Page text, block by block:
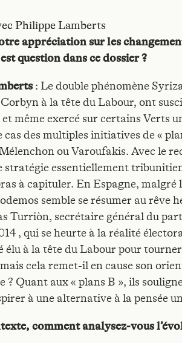
Philippe Lamberts
appréciation sur les
question dans ce dossier ?
: Le double phénomène
Corbyn à la tête du Labour, ont
même exercé sur certains Verts
cas des multiples initiatives de «
ou Varoufakis. Avec le
stratégie essentiellement
à capituler. En Espagne, malgré
semble se résumer au rêve
Turriòn, secrétaire général du
, qui se heurte à la réalité
élu à la tête du Labour pour
cela remet-il en cause son
? Quant aux « plans B », ils
à une alternative à la pensée
comment analysez-vous